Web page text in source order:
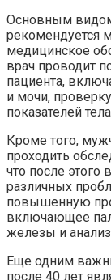
Основным
рекомендуется
медицинское
врач проводит
пациента,
и мочи,
показателей
Кроме того,
проходить
что после этого
различных
повышенную
включающее
железы и анализ
Еще одним
после 40 лет